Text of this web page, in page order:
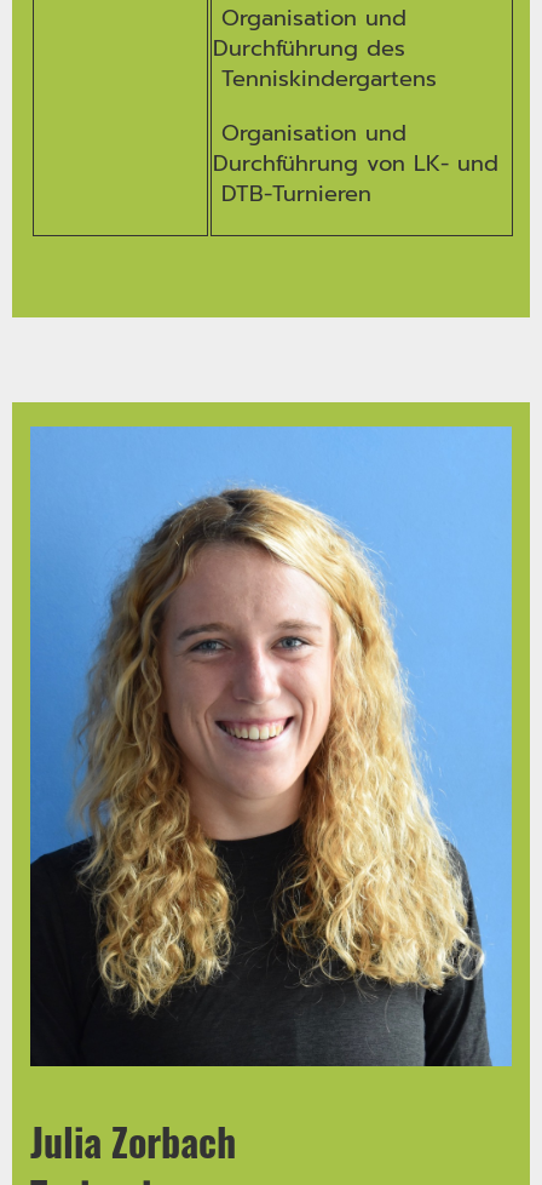
Organisation und
Durchführung des
Tenniskindergartens
Organisation und
Durchführung von LK- und
DTB-Turnieren
Julia Zorbach